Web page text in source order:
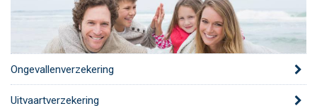
Ongevallenverzekering
Uitvaartverzekering